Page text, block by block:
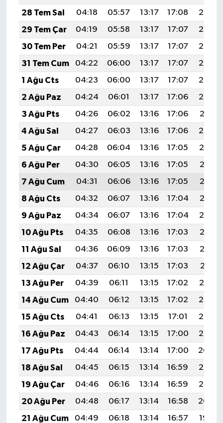
28 Tem Sal
04:18 05:57 13:17 17:08
20:27
29 Tem Çar
04:19 05:58 13:17 17:07
20:26
30 Tem Per
04:21 05:59 13:17 17:07
20:25
31 Tem Cum
04:22 06:00 13:17 17:07
20:24
1 Ağu Cts
04:23 06:00 13:17 17:07
20:23
2 Ağu Paz
04:24 06:01 13:17 17:06
20:22
3 Ağu Pts
04:26 06:02 13:16 17:06
20:21
4 Ağu Sal
04:27 06:03 13:16 17:06
20:20
5 Ağu Çar
04:28 06:04 13:16 17:05
20:19
6 Ağu Per
04:30 06:05 13:16 17:05
20:18
7 Ağu Cum
04:31 06:06 13:16 17:05
20:17
8 Ağu Cts
04:32 06:07 13:16 17:04
20:15
9 Ağu Paz
04:34 06:07 13:16 17:04
20:14
10 Ağu Pts
04:35 06:08 13:16 17:03
20:13
11 Ağu Sal
04:36 06:09 13:16 17:03
20:12
12 Ağu Çar
04:37 06:10 13:15 17:03
20:11
13 Ağu Per
04:39 06:11 13:15 17:02
20:10
14 Ağu Cum
04:40 06:12 13:15 17:02
20:08
15 Ağu Cts
04:41 06:13 13:15 17:01
20:07
16 Ağu Paz
04:43 06:14 13:15 17:00
20:06
17 Ağu Pts
04:44 06:14 13:14 17:00
20:04
18 Ağu Sal
04:45 06:15 13:14 16:59
20:03
19 Ağu Çar
04:46 06:16 13:14 16:59
20:02
20 Ağu Per
04:48 06:17 13:14 16:58
20:00
21 Ağu Cum
04:49 06:18 13:14 16:57
19:59
Sağlık
Şaphane
Simav
Siyaset
Spor
Tavşanlı
Teknoloji
Türkiye
Video Galeri
Yaşam
Yemek Tarifleri